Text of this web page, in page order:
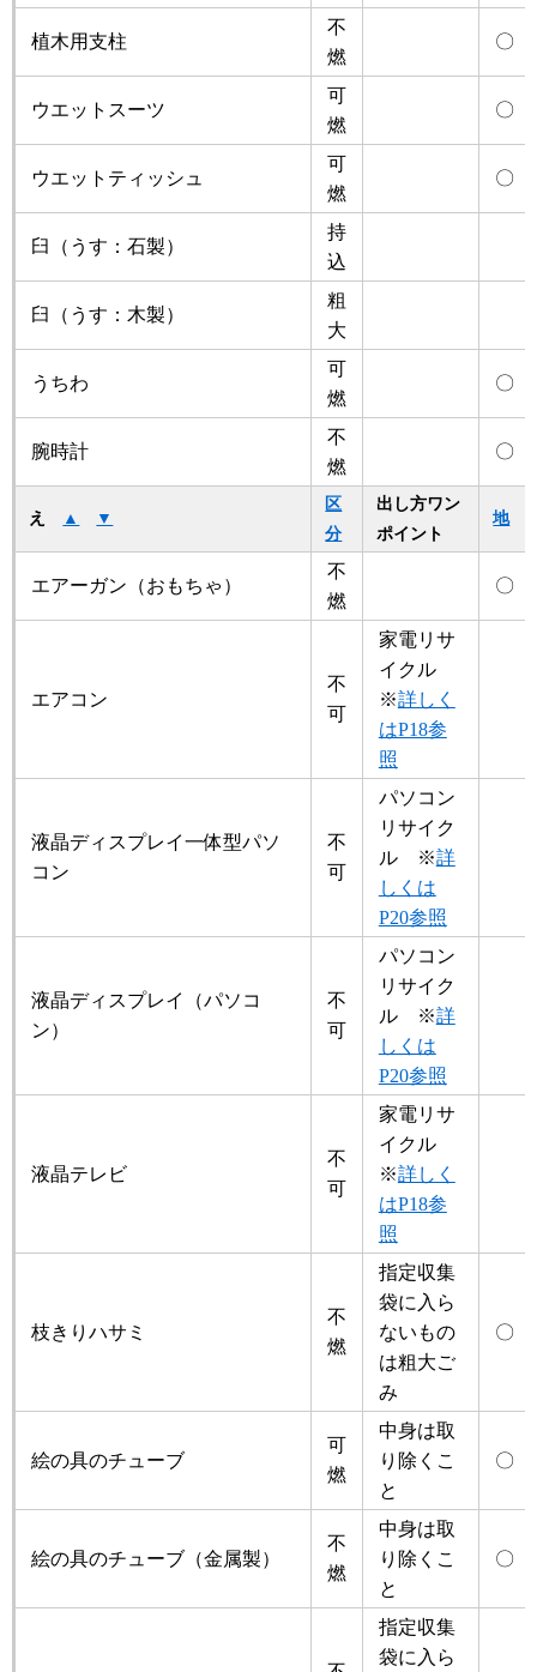
植木用支柱
不
燃
〇
ウエットスーツ
可
燃
〇
ウエットティッシュ
可
燃
〇
臼（うす：石製）
持
込
臼（うす：木製）
粗
大
うちわ
可
燃
〇
腕時計
不
燃
〇
え ▲ ▼
区
分
出し方ワン
ポイント
地
エアーガン（おもちゃ）
不
燃
〇
エアコン
不
可
家電リサ
イクル
※詳しく
はP18参
照
液晶ディスプレイ一体型パソ
コン
不
可
パソコン
リサイク
ル ※詳
しくは
P20参照
液晶ディスプレイ（パソコ
ン）
不
可
パソコン
リサイク
ル ※詳
しくは
P20参照
液晶テレビ
不
可
家電リサ
イクル
※詳しく
はP18参
照
枝きりハサミ
不
燃
指定収集
袋に入ら
ないもの
は粗大ご
み
〇
絵の具のチューブ
可
燃
中身は取
り除くこ
と
〇
絵の具のチューブ（金属製）
不
燃
中身は取
り除くこ
と
〇
指定収集
袋に入ら